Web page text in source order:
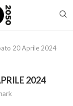
20 Aprile 2024
2024